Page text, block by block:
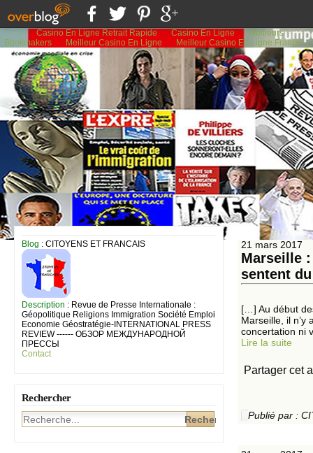
Casino En Ligne Retrait Rapide Casino En Ligne
Meilleurs
Bookmakers
Meilleur Casino En Ligne Meilleur Casino En Ligne France
Blog : CITOYENS ET FRANCAIS
Description : Revue de Presse Internationale :
Géopolitique Religions Immigration Société Emploi
Economie Géostratégie-INTERNATIONAL PRESS
REVIEW ------ ОБЗОР МЕЖДУНАРОДНОЙ
ПРЕССЫ
Contact
Rechercher
21 mars 2017
Marseille
sentent
[…] Au début
Marseille, il
concertation ni
Lire la suite
Partager cet
Publié par :